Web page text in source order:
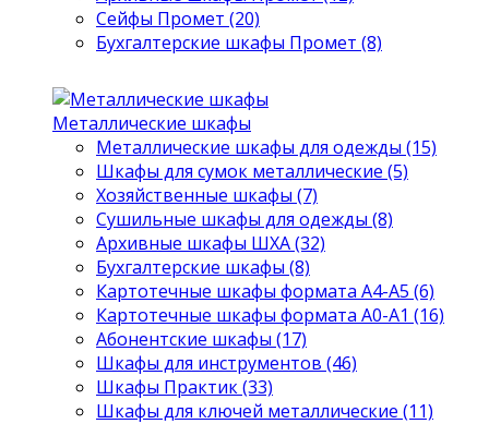
Сейфы Промет (20)
Бухгалтерские шкафы Промет (8)
Металлические шкафы
Металлические шкафы для одежды (15)
Шкафы для сумок металлические (5)
Хозяйственные шкафы (7)
Сушильные шкафы для одежды (8)
Архивные шкафы ШХА (32)
Бухгалтерские шкафы (8)
Картотечные шкафы формата А4-А5 (6)
Картотечные шкафы формата А0-А1 (16)
Абонентские шкафы (17)
Шкафы для инструментов (46)
Шкафы Практик (33)
Шкафы для ключей металлические (11)